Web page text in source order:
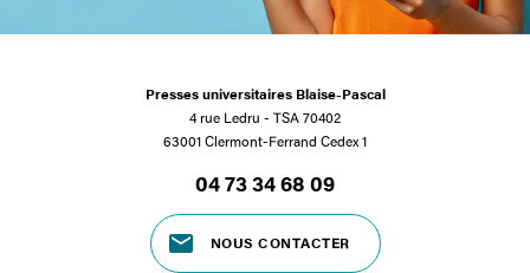
Presses universitaires Blaise-Pascal
4 rue Ledru - TSA 70402
63001 Clermont-Ferrand Cedex 1
04 73 34 68 09
NOUS CONTACTER